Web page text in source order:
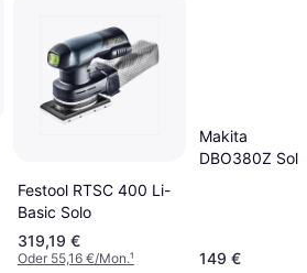
Festool RTSC 400 Li-
Basic Solo
319,19 €
Oder 55,16 €/Mon.¹
Makita
DBO380Z Solo
149 €